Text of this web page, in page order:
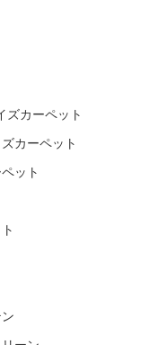
ズカーペット
カーペット
ット